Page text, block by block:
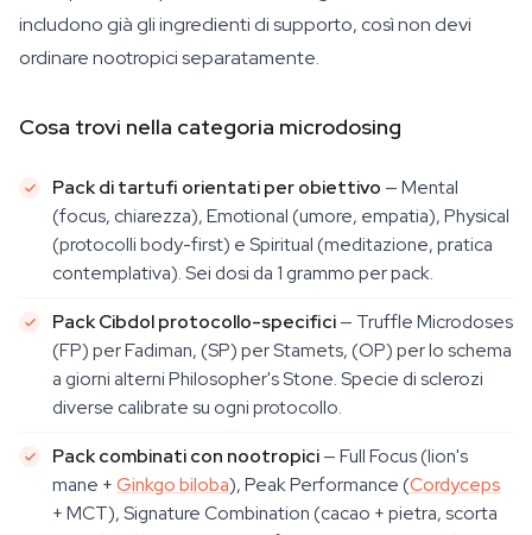
includono già gli ingredienti di supporto, così non devi
ordinare nootropici separatamente.
Cosa trovi nella categoria microdosing
Pack di tartufi orientati per obiettivo — Mental
(focus, chiarezza), Emotional (umore, empatia), Physical
(protocolli body-first) e Spiritual (meditazione, pratica
contemplativa). Sei dosi da 1 grammo per pack.
Pack Cibdol protocollo-specifici— Truffle Microdoses
(FP) per Fadiman, (SP) per Stamets, (OP) per lo schema
a giorni alterni Philosopher's Stone. Specie di sclerozi
diverse calibrate su ogni protocollo.
Pack combinati con nootropici— Full Focus (lion's
mane +Ginkgo biloba), Peak Performance (Cordyceps
+ MCT), Signature Combination (cacao + pietra, scorta